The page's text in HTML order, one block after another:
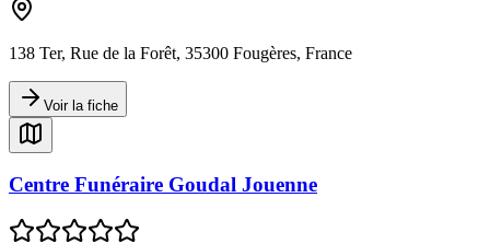
138 Ter, Rue de la Forêt, 35300 Fougères, France
Voir la fiche
Centre Funéraire Goudal Jouenne